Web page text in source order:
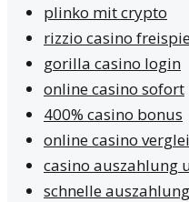
plinko mit crypto
rizzio casino
gorilla casino login
online casino sofort
400% casino bonus
online casino
casino auszahlung
schnelle